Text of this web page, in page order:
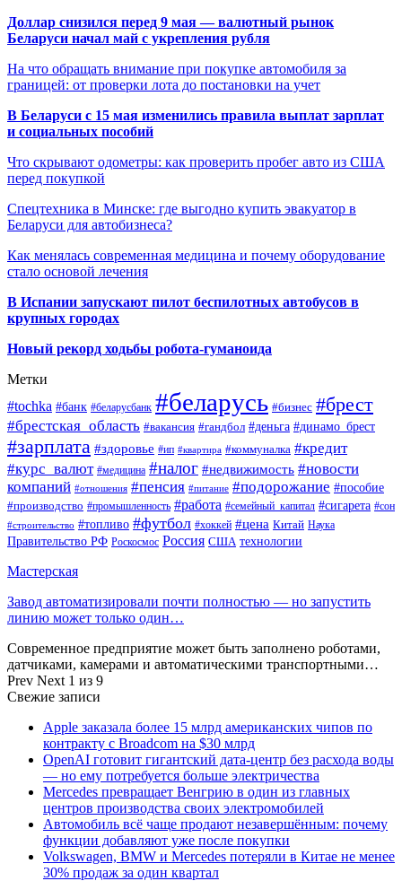
Доллар снизился перед 9 мая — валютный рынок
Беларуси начал май с укрепления рубля
На что обращать внимание при покупке автомобиля за
границей: от проверки лота до постановки на учет
В Беларуси с 15 мая изменились правила выплат зарплат
и социальных пособий
Что скрывают одометры: как проверить пробег авто из США
перед покупкой
Спецтехника в Минске: где выгодно купить эвакуатор в
Беларуси для автобизнеса?
Как менялась современная медицина и почему оборудование
стало основой лечения
В Испании запускают пилот беспилотных автобусов в
крупных городах
Новый рекорд ходьбы робота-гуманоида
Метки
#tochka #банк #беларусбанк #беларусь #бизнес #брест
#брестская_область #вакансия #гандбол #деньга #динамо_брест
#зарплата #здоровье #ип #квартира #коммуналка #кредит
#курс_валют #медицина #налог #недвижимость #новости
компаний #отношения #пенсия #питание #подорожание #пособие
#производство #промышленность #работа #семейный_капитал #сигарета #сон
#строительство #топливо #футбол #хоккей #цена Китай Наука
Правительство РФ Роскосмос Россия США технологии
Мастерская
Завод автоматизировали почти полностью — но запустить
линию может только один…
Современное предприятие может быть заполнено роботами,
датчиками, камерами и автоматическими транспортными…
Prev Next 1 из 9
Свежие записи
Apple заказала более 15 млрд американских чипов по
контракту с Broadcom на $30 млрд
OpenAI готовит гигантский дата-центр без расхода воды
— но ему потребуется больше электричества
Mercedes превращает Венгрию в один из главных
центров производства своих электромобилей
Автомобиль всё чаще продают незавершённым: почему
функции добавляют уже после покупки
Volkswagen, BMW и Mercedes потеряли в Китае не менее
30% продаж за один квартал